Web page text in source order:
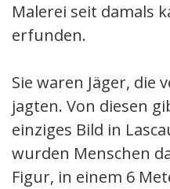
Malerei seit damals
erfunden.
Sie waren Jäger, die
jagten. Von diesen
einziges Bild in
wurden Menschen
Figur, in einem 6